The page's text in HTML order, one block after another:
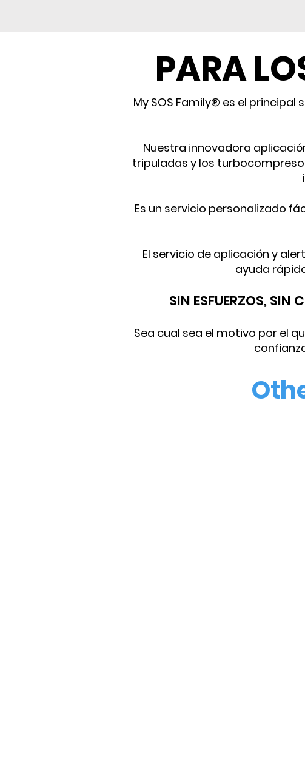
PARA
My SOS Family® es el
Nuestra innovadora
tripuladas y los
Es un servicio personalizado
El servicio de aplicación y
ayuda
SIN ESFUERZOS, SIN
Sea cual sea el motivo por el